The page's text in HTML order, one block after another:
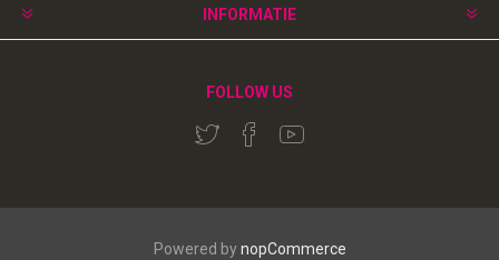
INFORMATIE
FOLLOW US
Powered bynopCommerce